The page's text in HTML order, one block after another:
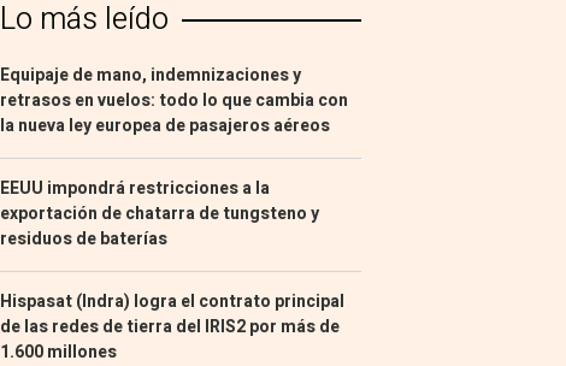
Lo más leído
Equipaje de mano, indemnizaciones y
retrasos en vuelos: todo lo que cambia con
la nueva ley europea de pasajeros aéreos
EEUU impondrá restricciones a la
exportación de chatarra de tungsteno y
residuos de baterías
Hispasat (Indra) logra el contrato principal
de las redes de tierra del IRIS2 por más de
1.600 millones